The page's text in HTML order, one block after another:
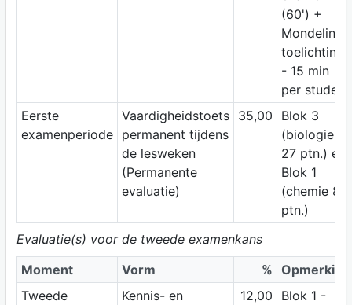
(60') +
Mondeling
toelichting
- 15 min
per student
Eerste
examenperiode
Vaardigheidstoets
permanent tijdens
de lesweken
(Permanente
evaluatie)
35,00
Blok 3
(biologie
27 ptn.) en
Blok 1
(chemie 8
ptn.)
Evaluatie(s) voor de tweede examenkans
Moment
Vorm % Opmerking
Tweede
Kennis- en
12,00
Blok 1 -